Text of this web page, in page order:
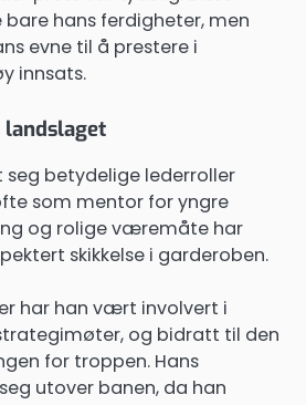
bare hans ferdigheter, men
evne til å prestere i
innsats.
betydelige lederroller
som mentor for yngre
og rolige væremåte har
skikkelse i garderoben.
har han vært involvert i
og bidratt til den
for troppen. Hans
utover banen, da han